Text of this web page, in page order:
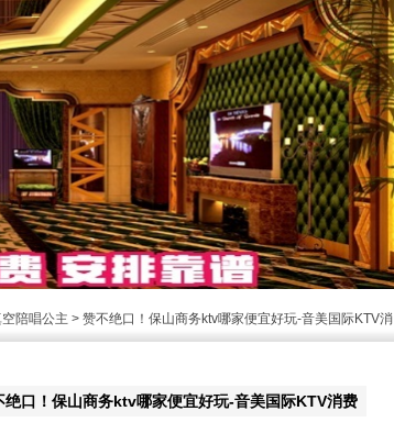
陪唱公主 > 赞不绝口！保山商务ktv哪家便宜好玩-音美国际KTV消
绝口！保山商务ktv哪家便宜好玩-音美国际KTV消费